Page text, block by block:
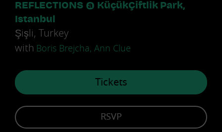
REFLECTIONS @ KüçükÇiftlik Park,
Istanbul
Şişli, Turkey
with Boris Brejcha, Ann Clue
RSVP
Tickets